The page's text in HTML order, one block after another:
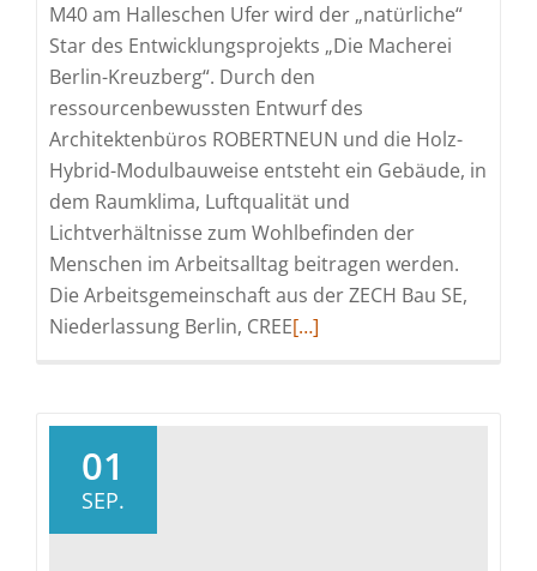
M40 am Halleschen Ufer wird der „natürliche“
Star des Entwicklungsprojekts „Die Macherei
Berlin-Kreuzberg“. Durch den
ressourcenbewussten Entwurf des
Architektenbüros ROBERTNEUN und die Holz-
Hybrid-Modulbauweise entsteht ein Gebäude, in
dem Raumklima, Luftqualität und
Lichtverhältnisse zum Wohlbefinden der
Menschen im Arbeitsalltag beitragen werden.
Die Arbeitsgemeinschaft aus der ZECH Bau SE,
Niederlassung Berlin, CREERead
[…]
01
SEP.